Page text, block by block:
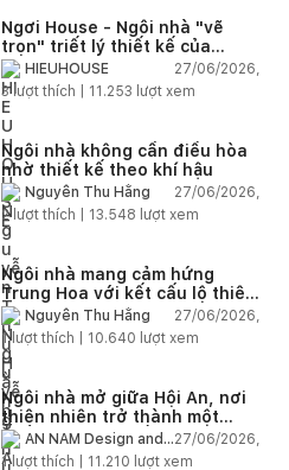
Ngơi House - Ngôi nhà "vẽ
trọn" triết lý thiết kế của
HIEUHOUSE
HIEUHOUSE
27/06/2026,
3lượt thích | 11.253 lượt xem
Ngôi nhà không cần điều hòa
nhờ thiết kế theo khí hậu
Nguyễn Thu Hằng
27/06/2026,
2lượt thích | 13.548 lượt xem
Ngôi nhà mang cảm hứng
Trung Hoa với kết cấu lộ thiên
hiện đại
Nguyễn Thu Hằng
27/06/2026,
1lượt thích | 10.640 lượt xem
Ngôi nhà mở giữa Hội An, nơi
thiên nhiên trở thành một
phần của cuộc sống
AN NAM Design and
Build
27/06/2026,
1lượt thích | 11.210 lượt xem